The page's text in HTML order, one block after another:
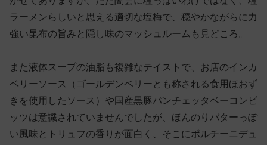
ラーメンらしいと思える適切な塩梅で、穏やかながらに力
強い昆布の旨みと隠し味のマッシュルームも見どころ。
また液体スープの油脂も複雑なテイストで、お店のインカ
ベリーソース（ゴールデンベリーとも称される食用ほおず
きを使用したソース）や国産黒豚パンチェッタベーコンビ
ッツは意識されていませんでしたが、ほんのりバターっぽ
い風味とトリュフの香りが面白く、そこにポルチーニデュ